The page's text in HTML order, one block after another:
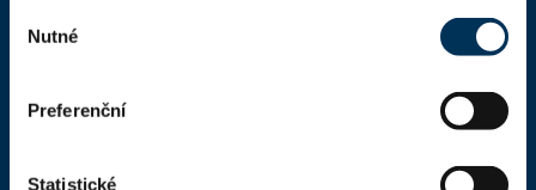
souhlasu
Nutné
Preferenční
Statistické
Pro veřejnost
Úřední deska